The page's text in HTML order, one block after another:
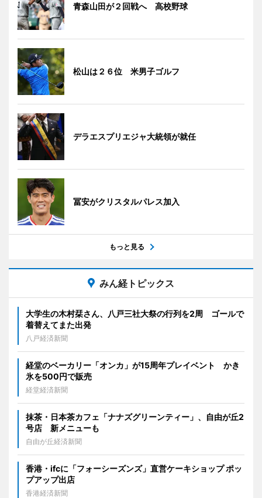
青森山田が２回戦へ 高校野球
松山は２６位 米男子ゴルフ
デラエスプリエジャ大統領が就任
冨安がクリスタルパレス加入
もっと見る
みん経トピックス
大学生の木村栞さん、八戸三社大祭の行列を2周 ゴールで
着替えてまた出発
八戸経済新聞
経堂のベーカリー「オンカ」が15周年プレイベント かき
氷を500円で販売
経堂経済新聞
抹茶・日本茶カフェ「ナナズグリーンティー」、自由が丘2
号店 新メニューも
自由が丘経済新聞
香港・ifcに「フォーシーズンズ」直営ケーキショップ ポッ
プアップ出店
香港経済新聞